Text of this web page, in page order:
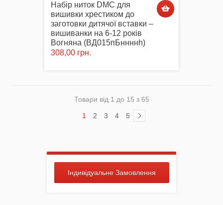
Набір ниток DMC для
вишивки хрестиком до
заготовки дитячої вставки –
вишиванки на 6-12 років
Вогняна (ВД015пБннннh)
308,00 грн.
Товари від 1 до 15 з 65
1 2 3 4 5
Індивідуальне Замовлення